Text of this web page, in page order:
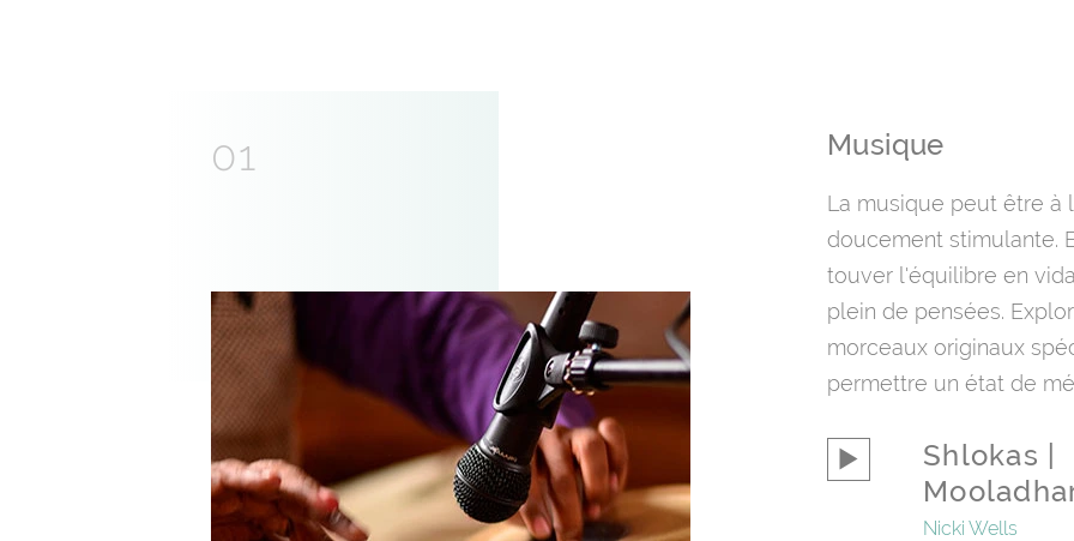
01 Musique
La musique peut être à
doucement stimulante.
touver l'équilibre en
plein de pensées.
morceaux originaux
permettre un état de
Shlokas |
Nicki Wells